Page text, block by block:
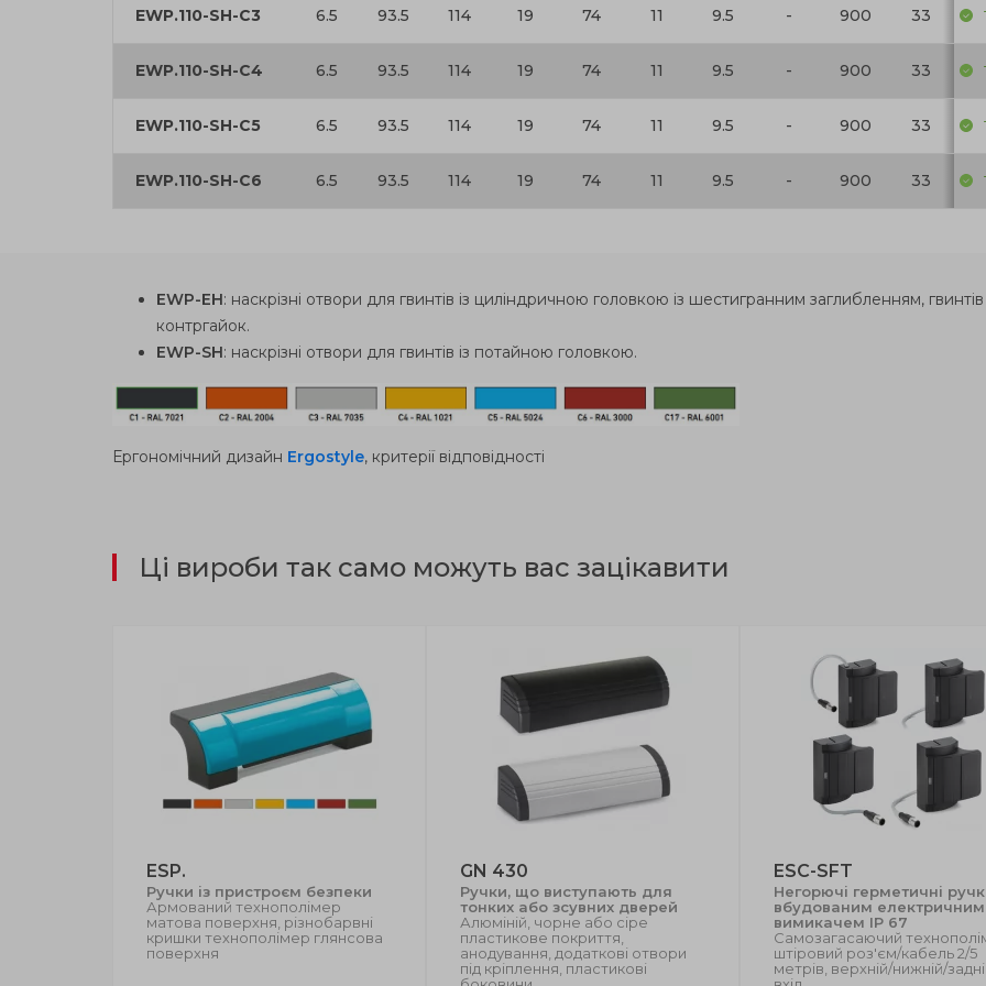
EWP.110-SH-C3 6.5 93.5 114 19 74 11 9.5 - 900 33
EWP.110-SH-C4 6.5 93.5 114 19 74 11 9.5 - 900 33
EWP.110-SH-C5 6.5 93.5 114 19 74 11 9.5 - 900 33
EWP.110-SH-C6 6.5 93.5 114 19 74 11 9.5 - 900 33
EWP-EH: наскрізні отвори для гвинтів із циліндричною головкою із шестигранним заглибленням,
контргайок.
EWP-SH: наскрізні отвори для гвинтів із потайною головкою.
Ергономічний дизайн Ergostyle, критерії відповідності
Ці вироби так само можуть вас зацікавити
ESP.
Ручки із пристроєм безпеки
Армований технополімер
матова поверхня, різнобарвні
кришки технополімер глянсова
поверхня
GN 430
Ручки, що виступають для
тонких або зсувних дверей
Алюміній, чорне або сіре
пластикове покриття,
анодування, додаткові отвори
під кріплення, пластикові
ESC-SFT
Негорючі герметичні
вбудованим електричним
вимикачем ІР 67
Самозагасаючий
штіровий роз'єм/кабель 2/5
метрів, верхній/нижній/